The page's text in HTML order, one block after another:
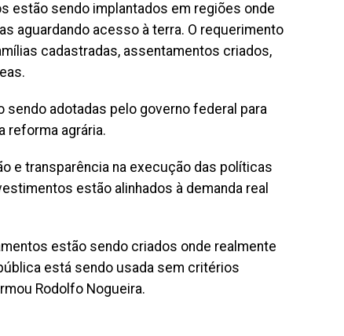
estão sendo implantados em regiões onde
aguardando acesso à terra. O requerimento
cadastradas, assentamentos criados,
adotadas pelo governo federal para
reforma agrária.
e transparência na execução das políticas
estão alinhados à demanda real
estão sendo criados onde realmente
está sendo usada sem critérios
Rodolfo Nogueira.